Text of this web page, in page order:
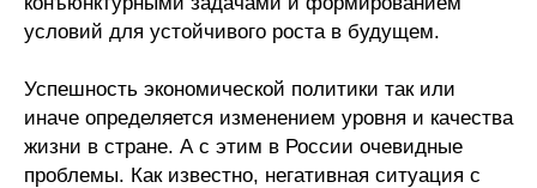
О совете
Квартальный прогноз
условий для устойчивого роста в будущем.
Успешность экономической политики так или
иначе определяется изменением уровня и качества
жизни в стране. А с этим в России очевидные
проблемы. Как известно, негативная ситуация с